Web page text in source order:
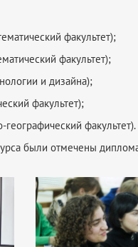
факультет);
факультет);
и дизайна);
факультет);
географический факультет).
были отмечены